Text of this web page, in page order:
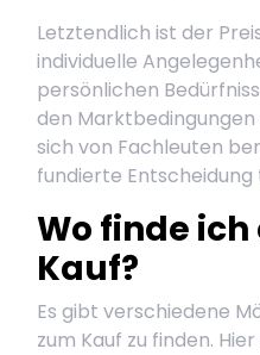
Letztendlich ist der
individuelle
persönlichen
den
sich von Fachleuten
fundierte
Wo finde ich
Kauf?
Es gibt verschiedene
zum Kauf zu finden.